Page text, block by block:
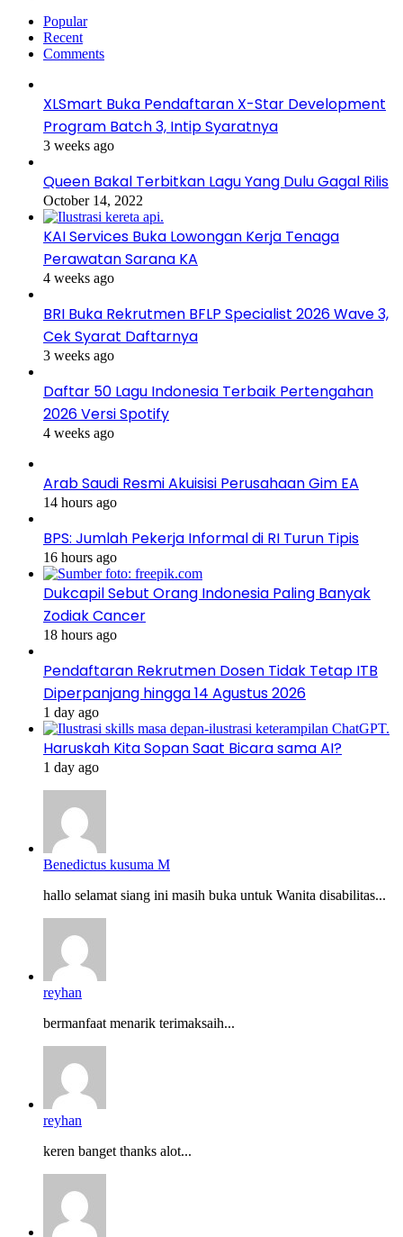
Popular
Recent
Comments
XLSmart Buka Pendaftaran X-Star Development
Program Batch 3, Intip Syaratnya
3 weeks ago
Queen Bakal Terbitkan Lagu Yang Dulu Gagal Rilis
October 14, 2022
KAI Services Buka Lowongan Kerja Tenaga
Perawatan Sarana KA
4 weeks ago
BRI Buka Rekrutmen BFLP Specialist 2026 Wave 3,
Cek Syarat Daftarnya
3 weeks ago
Daftar 50 Lagu Indonesia Terbaik Pertengahan
2026 Versi Spotify
4 weeks ago
Arab Saudi Resmi Akuisisi Perusahaan Gim EA
14 hours ago
BPS: Jumlah Pekerja Informal di RI Turun Tipis
16 hours ago
Dukcapil Sebut Orang Indonesia Paling Banyak
Zodiak Cancer
18 hours ago
Pendaftaran Rekrutmen Dosen Tidak Tetap ITB
Diperpanjang hingga 14 Agustus 2026
1 day ago
Haruskah Kita Sopan Saat Bicara sama AI?
1 day ago
Benedictus kusuma M
hallo selamat siang ini masih buka untuk Wanita disabilitas...
reyhan
bermanfaat menarik terimaksaih...
reyhan
keren banget thanks alot...